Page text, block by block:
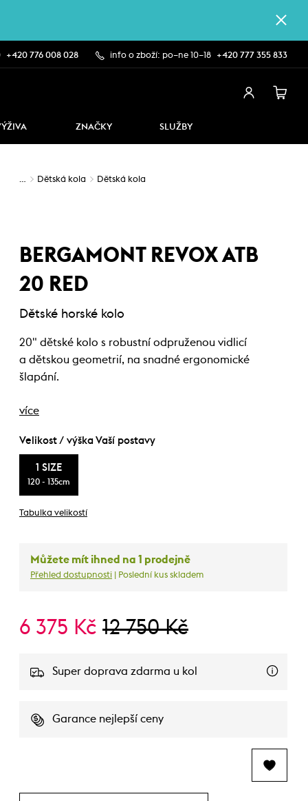
+420 776 008 028 info o zboží: po–ne 10–18 +420 777 355 833
ZNAČKY SLUŽBY
… Dětská kola Dětská kola
BERGAMONT REVOX ATB
20 RED
Dětské horské kolo
20" dětské kolo s robustní odpruženou vidlicí
a dětskou geometrií, na snadné ergonomické
šlapání.
více
Velikost / výška Vaší postavy
1 SIZE
120 - 135cm
Tabulka velikostí
Můžete mít ihned na 1 prodejně
Přehled dostupnosti | Poslední kus skladem
6 375 Kč 12 750 Kč
Super doprava zdarma u kol
Garance nejlepší ceny